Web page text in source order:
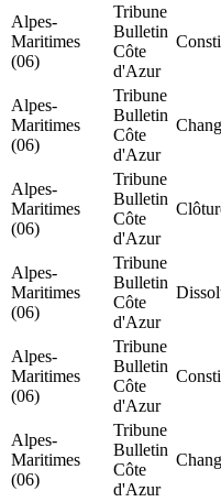
Alpes-
Maritimes
(06)
Tribune
Bulletin
Côte
d'Azur
Alpes-
Maritimes
(06)
Tribune
Bulletin
Côte
d'Azur
Alpes-
Maritimes
(06)
Tribune
Bulletin
Côte
d'Azur
Alpes-
Maritimes
(06)
Tribune
Bulletin
Côte
d'Azur
Alpes-
Maritimes
(06)
Tribune
Bulletin
Côte
d'Azur
Alpes-
Maritimes
(06)
Tribune
Bulletin
Côte
d'Azur